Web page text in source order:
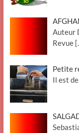
Auteur
Revue
Petite
Il est